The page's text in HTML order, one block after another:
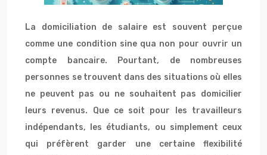
La domiciliation de salaire est souvent perçue
comme une condition sine qua non pour ouvrir un
compte bancaire. Pourtant, de nombreuses
personnes se trouvent dans des situations où elles
ne peuvent pas ou ne souhaitent pas domicilier
leurs revenus. Que ce soit pour les travailleurs
indépendants, les étudiants, ou simplement ceux
qui préfèrent garder une certaine flexibilité